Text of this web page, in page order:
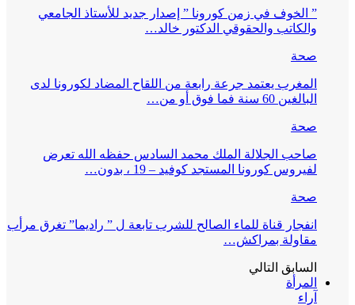
” الخوف في زمن كورونا ” إصدار جديد للأستاذ الجامعي
والكاتب والحقوقي الدكتور خالد…
صحة
المغرب يعتمد جرعة رابعة من اللقاح المضاد لكورونا لدى
البالغين 60 سنة فما فوق أو من…
صحة
صاحب الجلالة الملك محمد السادس حفظه الله تعرض
لفيروس كورونا المستجد كوفيد – 19 ، بدون…
صحة
انفجار قناة للماء الصالح للشرب تابعة ل ” راديما” تغرق مرأب
مقاولة بمراكش…
السابق التالي
المرأة
آراء